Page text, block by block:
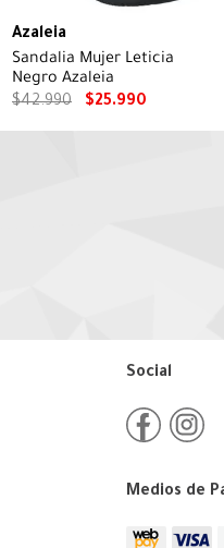
Azaleia
Sandalia Mujer Leticia
Negro Azaleia
$42.990 $25.990
Social
Medios de